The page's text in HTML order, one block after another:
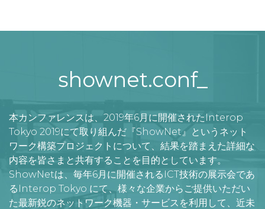
shownet.conf_
本カンファレンスは、2019年6月に開催されたInterop
Tokyo 2019にて取り組んだ『ShowNet』というネット
ワーク構築プロジェクトについて、結果を踏まえた詳細な
内容を皆さまと共有することを目的としています。
ShowNetは、毎年6月に開催されるICT技術の展示会であ
るInterop Tokyo にて、様々な企業からご提供いただい
た最新鋭のネットワーク機器・サービスを利用して、近未